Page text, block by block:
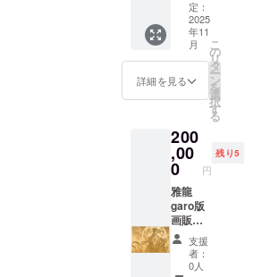
トグッ
ズをそ
の場で
プレゼ
ント ・
記念撮
OK（希
望者の
み） ・
家族や
仲間と
の参加
も
OK（最
大3名ま
で） ※
ネル掲出（A4サ
イズに5枠予定）
※掲出場所やデ
ザインは会場規
定に準じます ・
活動報告書
「グローバルス
ポンサー」とし
示終了後、限定
デザインの記念
品 （ポストカー
ドやアクリル作
品など）を贈呈
※ロゴ・紹介文な
どはデータ入稿
夜見(ツ
クヨミ)
をデザ
インし
た MDF
レー
ザー彫
刻作品
しま
す。
（商品
の説
明） ・
数量：1
点 ・サ
イズ：
594×42
0mm・
定：
2025
年11
月
詳細を見る
こ
の
リ
タ
ー
ン
を
選
択
す
る
200
,00
0 円
残り5
雅龍
garo版
画販売
権利(販
売価格
支援
者：
0人